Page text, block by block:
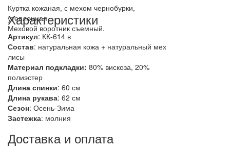
Куртка кожаная, с мехом чернобурки,
утепленная
Меховой воротник съемный.
Характеристики
Артикул: КК-614 в
Состав: натуральная кожа + натуральный мех
лисы
Материал подкладки: 80% вискоза, 20%
полиэстер
Длина спинки: 60 см
Длина рукава: 62 см
Сезон: Осень-Зима
Застежка: молния
Доставка и оплата